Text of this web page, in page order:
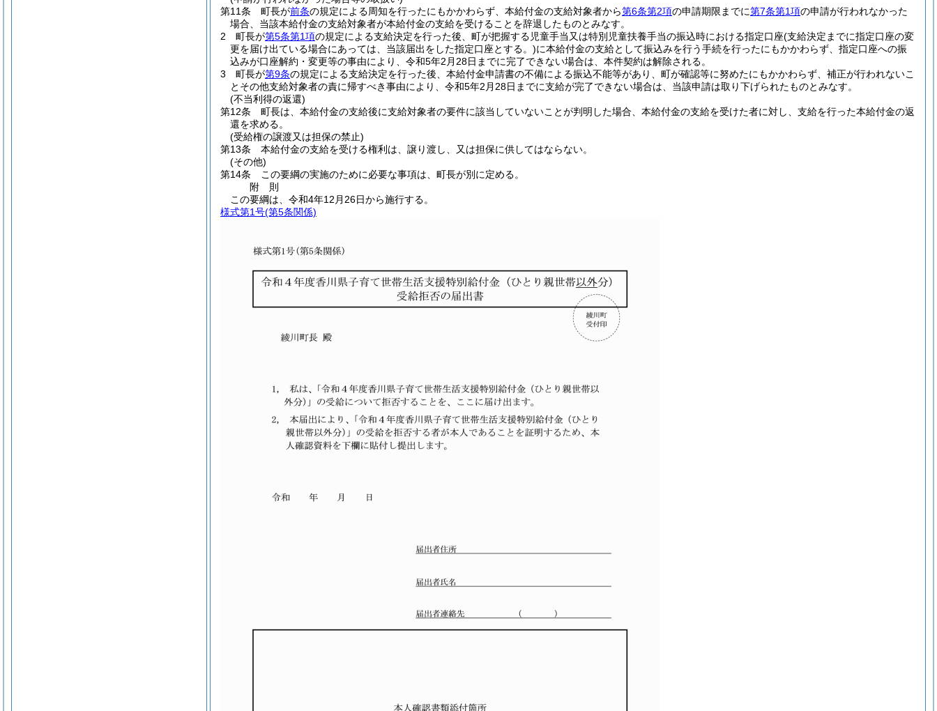
第11条
町長が前条の規定による周知を行ったにもかかわらず、本給付金の支給対象者から第6条第2項の申請期限までに第7条第1項の申請が行われなかった
場合、当該本給付金の支給対象者が本給付金の支給を受けることを辞退したものとみなす。
2
町長が第5条第1項の規定による支給決定を行った後、町が把握する児童手当又は特別児童扶養手当の振込時における指定口座(支給決定までに指定口座の変
更を届け出ている場合にあっては、当該届出をした指定口座とする。)に本給付金の支給として振込みを行う手続を行ったにもかかわらず、指定口座への振
込みが口座解約・変更等の事由により、令和5年2月28日までに完了できない場合は、本件契約は解除される。
3
町長が第9条の規定による支給決定を行った後、本給付金申請書の不備による振込不能等があり、町が確認等に努めたにもかかわらず、補正が行われないこ
とその他支給対象者の責に帰すべき事由により、令和5年2月28日までに支給が完了できない場合は、当該申請は取り下げられたものとみなす。
(不当利得の返還)
第12条
町長は、本給付金の支給後に支給対象者の要件に該当していないことが判明した場合、本給付金の支給を受けた者に対し、支給を行った本給付金の返
還を求める。
(受給権の譲渡又は担保の禁止)
第13条
本給付金の支給を受ける権利は、譲り渡し、又は担保に供してはならない。
(その他)
第14条
この要綱の実施のために必要な事項は、町長が別に定める。
附 則
この要綱は、令和4年12月26日から施行する。
様式第1号(第5条関係)